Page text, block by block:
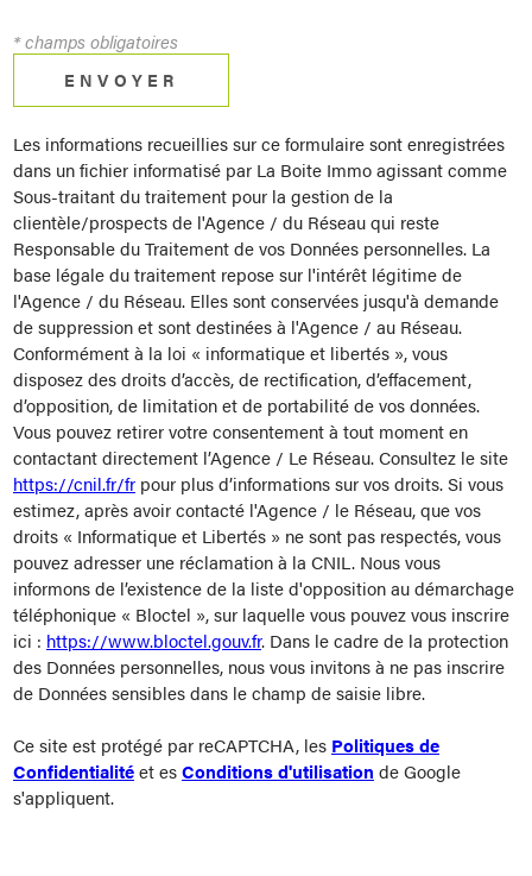
* champs obligatoires
ENVOYER
Les informations recueillies sur ce formulaire sont enregistrées
dans un fichier informatisé par La Boite Immo agissant comme
Sous-traitant du traitement pour la gestion de la
clientèle/prospects de l'Agence / du Réseau qui reste
Responsable du Traitement de vos Données personnelles. La
base légale du traitement repose sur l'intérêt légitime de
l'Agence / du Réseau. Elles sont conservées jusqu'à demande
de suppression et sont destinées à l'Agence / au Réseau.
Conformément à la loi « informatique et libertés », vous
disposez des droits d’accès, de rectification, d’effacement,
d’opposition, de limitation et de portabilité de vos données.
Vous pouvez retirer votre consentement à tout moment en
contactant directement l’Agence / Le Réseau. Consultez le site
https://cnil.fr/fr pour plus d’informations sur vos droits. Si vous
estimez, après avoir contacté l'Agence / le Réseau, que vos
droits « Informatique et Libertés » ne sont pas respectés, vous
pouvez adresser une réclamation à la CNIL. Nous vous
informons de l’existence de la liste d'opposition au démarchage
téléphonique « Bloctel », sur laquelle vous pouvez vous inscrire
ici : https://www.bloctel.gouv.fr. Dans le cadre de la protection
des Données personnelles, nous vous invitons à ne pas inscrire
de Données sensibles dans le champ de saisie libre.
Ce site est protégé par reCAPTCHA, les Politiques de
Confidentialitéet esConditions d'utilisation de Google
s'appliquent.